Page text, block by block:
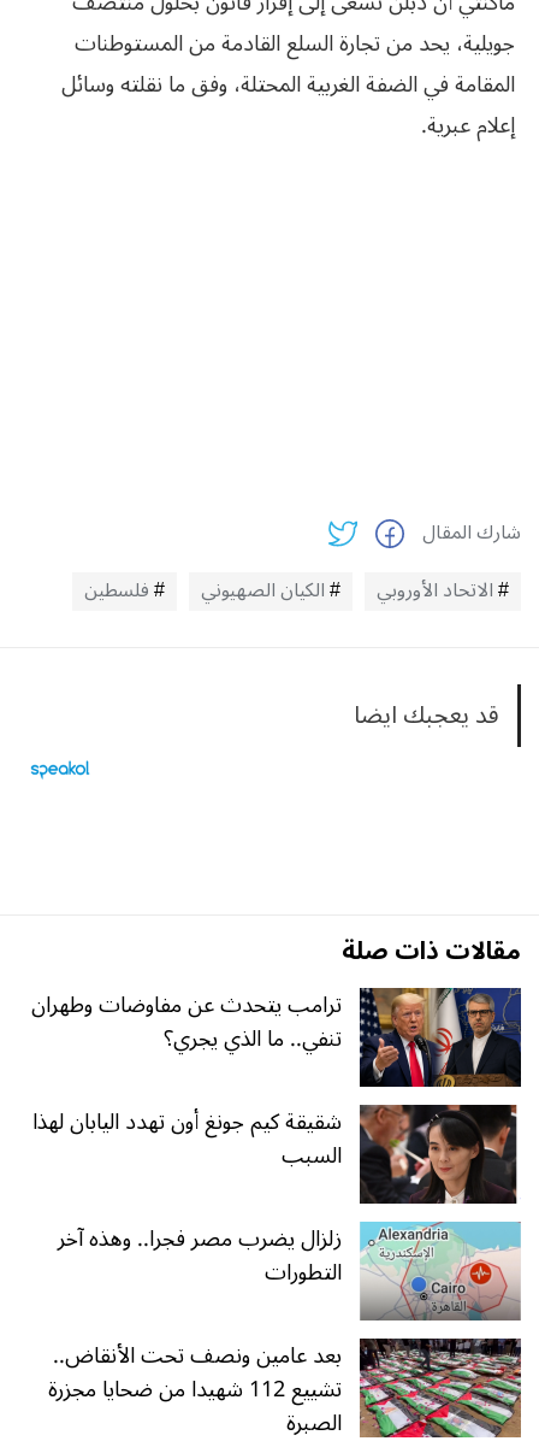
جويلية، يحد من تجارة السلع القادمة من المستوطنات
المقامة في الضفة الغربية المحتلة، وفق ما نقلته وسائل
إعلام عبرية.
شارك المقال
الاتحاد الأوروبي
الكيان الصهيوني فلسطين
قد يعجبك ايضا
مقالات ذات صلة
ترامب يتحدث عن مفاوضات وطهران
تنفي.. ما الذي يجري؟
شقيقة كيم جونغ أون تهدد اليابان لهذا
السبب
زلزال يضرب مصر فجرا.. وهذه آخر
التطورات
بعد عامين ونصف تحت الأنقاض..
تشييع 112 شهيدا من ضحايا مجزرة
الصبرة